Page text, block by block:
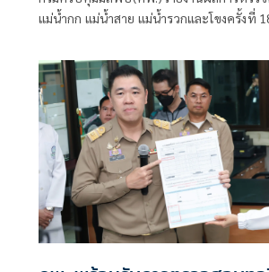
แม่น้ำกก แม่น้ำสาย แม่น้ำรวกและโขงครั้งที่
รวมค่าโลหะหนักส่วนใหญ่